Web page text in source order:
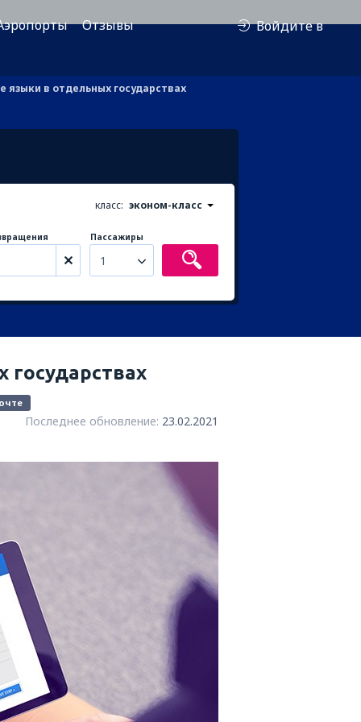
Отзывы Войдите в
языки в отдельных государствах
класс: эконом-класс
Пассажиры
1
Последнее обновление: 23.02.2021